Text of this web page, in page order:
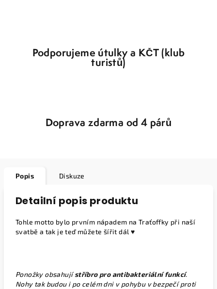
Podporujeme útulky a KČT (klub
turistů)
Doprava zdarma od 4 párů
Popis Diskuze
Detailní popis produktu
Tohle motto bylo prvním nápadem na Traťoffky při naší
svatbě a tak je teď můžete šířit dál ♥️
Ponožky obsahujístříbro pro antibakteriální funkcí.
Nohy tak budou i po celém dni v pohybu v bezpečí proti